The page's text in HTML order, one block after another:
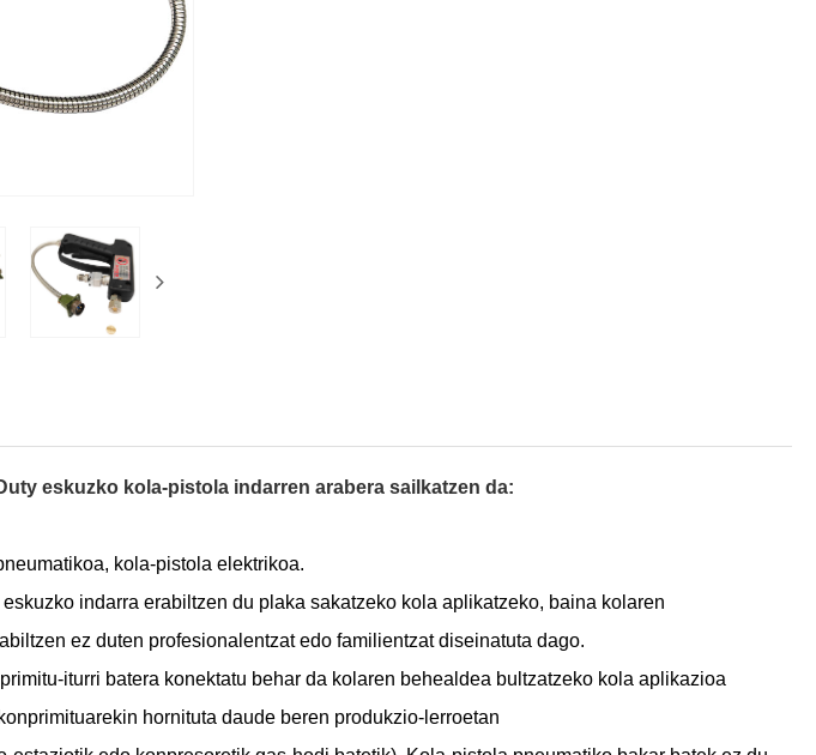
eskuzko kola-pistola indarren arabera sailkatzen da:
kola-pistola elektrikoa.
indarra erabiltzen du plaka sakatzeko kola aplikatzeko, baina kolaren
ez duten profesionalentzat edo familientzat diseinatuta dago.
iturri batera konektatu behar da kolaren behealdea bultzatzeko kola aplikazioa
hornituta daude beren produkzio-lerroetan